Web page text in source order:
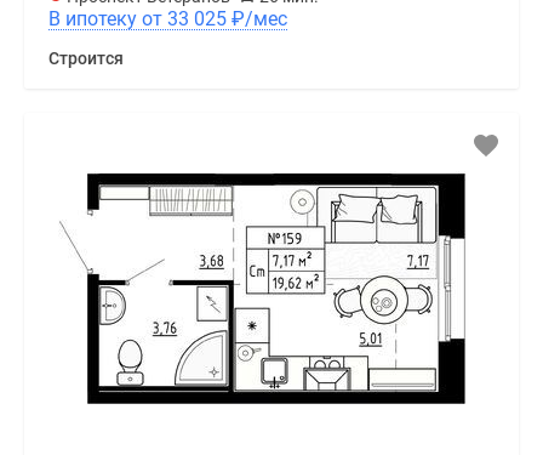
В ипотеку от 33 025 ₽/мес
Строится